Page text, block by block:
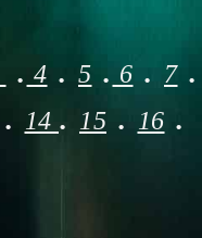
. 4 . 5 . 6 . 7.
. 14 . 15 . 16 .